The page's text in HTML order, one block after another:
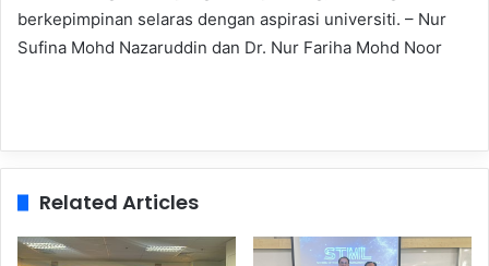
berkepimpinan selaras dengan aspirasi universiti. – Nur
Sufina Mohd Nazaruddin dan Dr. Nur Fariha Mohd Noor
Related Articles